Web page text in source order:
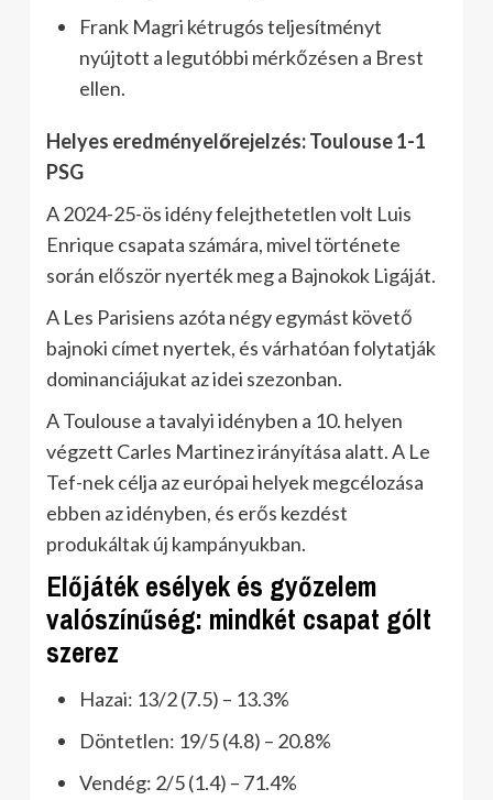
Frank Magri kétrugós teljesítményt
nyújtott a legutóbbi mérkőzésen a Brest
ellen.
Helyes eredményelőrejelzés: Toulouse 1-1
PSG
A 2024-25-ös idény felejthetetlen volt Luis
Enrique csapata számára, mivel története
során először nyerték meg a Bajnokok Ligáját.
A Les Parisiens azóta négy egymást követő
bajnoki címet nyertek, és várhatóan folytatják
dominanciájukat az idei szezonban.
A Toulouse a tavalyi idényben a 10. helyen
végzett Carles Martinez irányítása alatt. A Le
Tef-nek célja az európai helyek megcélozása
ebben az idényben, és erős kezdést
produkáltak új kampányukban.
Előjáték esélyek és győzelem
valószínűség: mindkét csapat gólt
szerez
Hazai: 13/2 (7.5) – 13.3%
Döntetlen: 19/5 (4.8) – 20.8%
Vendég: 2/5 (1.4) – 71.4%